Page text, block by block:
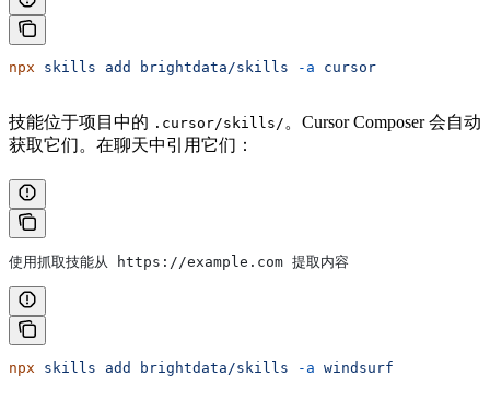
npx skills add brightdata/skills -a cursor
技能位于项目中的 .cursor/skills/ 。Cursor Composer 会自动
获取它们。在聊天中引用它们：
使用抓取技能从 https://example.com 提取内容
npx skills add brightdata/skills -a windsurf